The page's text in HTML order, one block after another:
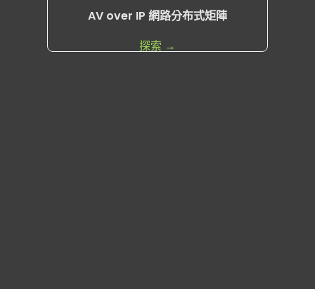
AV over IP 網路分布式矩陣
探索 →